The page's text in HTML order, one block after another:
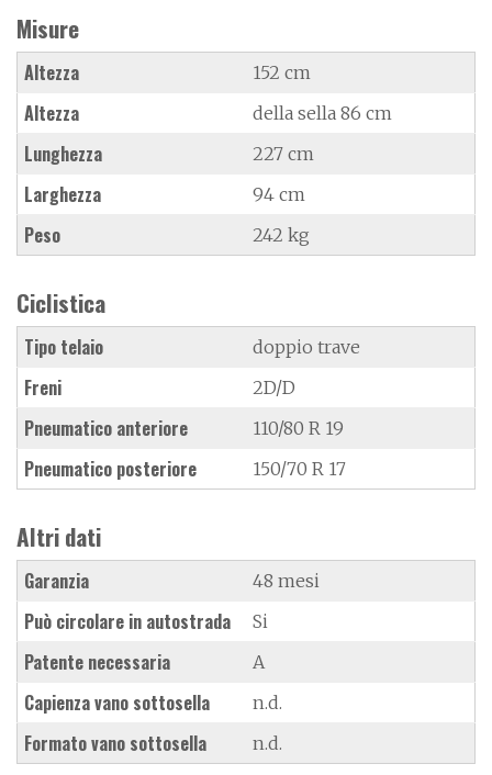
Misure
Altezza 152 cm
Altezza della sella 86 cm
Lunghezza 227 cm
Larghezza 94 cm
Peso 242 kg
Ciclistica
Tipo telaio doppio trave
Freni 2D/D
Pneumatico anteriore 110/80 R 19
Pneumatico posteriore 150/70 R 17
Altri dati
Garanzia 48 mesi
Può circolare in autostrada Si
Patente necessaria A
Capienza vano sottosella n.d.
Formato vano sottosella n.d.